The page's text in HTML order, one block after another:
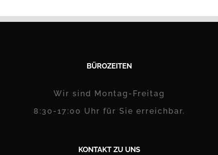
BÜROZEITEN
Wir sind Montag-Freitag
8:30-17:00 Uhr für Sie erreichbar.
KONTAKT ZU UNS